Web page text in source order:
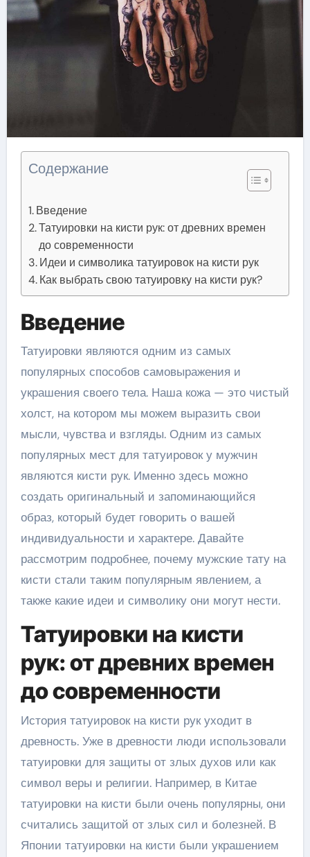
Содержание
Введение
Татуировки на кисти рук: от древних времен
до современности
Идеи и символика татуировок на кисти рук
Как выбрать свою татуировку на кисти рук?
Введение
Татуировки являются одним из самых
популярных способов самовыражения и
украшения своего тела. Наша кожа — это чистый
холст, на котором мы можем выразить свои
мысли, чувства и взгляды. Одним из самых
популярных мест для татуировок у мужчин
являются кисти рук. Именно здесь можно
создать оригинальный и запоминающийся
образ, который будет говорить о вашей
индивидуальности и характере. Давайте
рассмотрим подробнее, почему мужские тату на
кисти стали таким популярным явлением, а
также какие идеи и символику они могут нести.
Татуировки на кисти
рук: от древних времен
до современности
История татуировок на кисти рук уходит в
древность. Уже в древности люди использовали
татуировки для защиты от злых духов или как
символ веры и религии. Например, в Китае
татуировки на кисти были очень популярны, они
считались защитой от злых сил и болезней. В
Японии татуировки на кисти были украшением